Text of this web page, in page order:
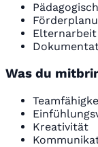
Elternarbeit
Was du
Kreativität